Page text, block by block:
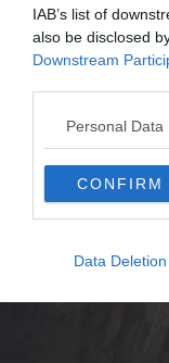
IAB’s list of
also be disclosed
Downstream
Personal
CONFIRM
Data Deletion
🕐 Horaires
jours, toute